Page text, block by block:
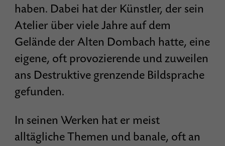
haben. Dabei hat der Künstler, der sein
Atelier über viele Jahre auf dem
Gelände der Alten Dombach hatte, eine
eigene, oft provozierende und zuweilen
ans Destruktive grenzende Bildsprache
gefunden.
In seinen Werken hat er meist
alltägliche Themen und banale, oft an